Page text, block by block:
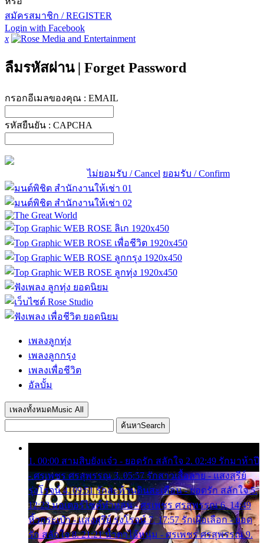
สมัครสมาชิก / REGISTER
Login with Facebook
x
ลืมรหัสผ่าน | Forget Password
กรอกอีเมลของคุณ : EMAIL
รหัสยืนยัน : CAPCHA
ไม่ยอมรับ / Cancel ยอมรับ / Confirm
เพลงลูกทุ่ง
เพลงลูกกรุง
เพลงเพื่อชีวิต
อัลบั้ม
เพลงทั้งหมด Music All
ค้นหาSearch
1. 00:00 สามสิบยังแจ๋ว - ยอดรัก สลักใจ 2. 02:49 รักมาห้าปี
- ศรเพชร ศรสุพรรณ 3. 05:57 รักสาวเสื้อลาย - แสงสุรีย์
รุ่งโรจน์ 4. 09:51 รักสะท้านดินสะเทือน - ยอดรัก สลักใจ 5.
12:23 มอเตอร์ไซค์ทำหล่น - ศรเพชร ศรสุพรรณ 6. 14:49
หิ้วกระเป๋า - แสงสุรีย์ รุ่งโรจน์ 7. 17:57 รักเผื่อเลือก - ยอด
รัก สลักใจ 8. 21:21 น้ำตาไอ้หนุ่ม - ศรเพชร ศรสุพรรณ 9.